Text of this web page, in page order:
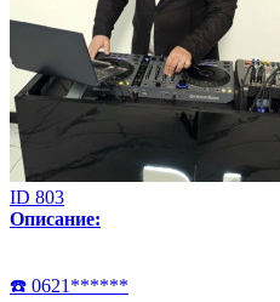
ID 803
Описание:
☎️ 0621******